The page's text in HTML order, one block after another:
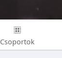
Csoportok